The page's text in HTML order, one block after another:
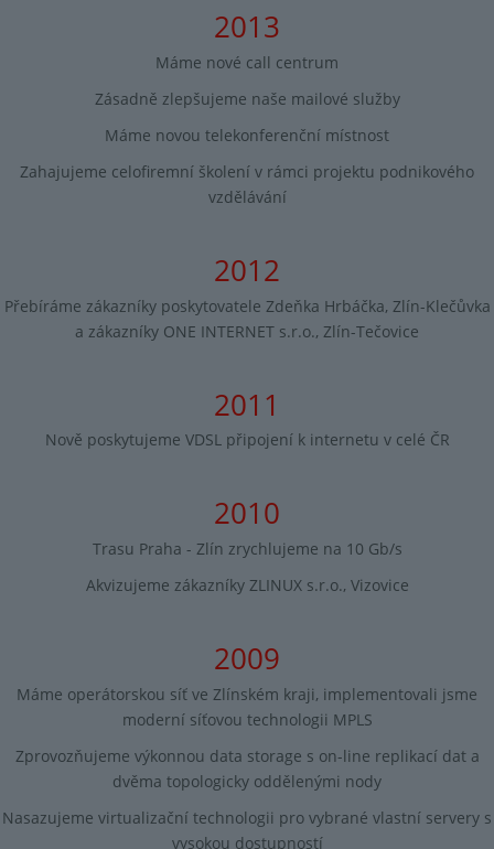
2013
Máme nové call centrum
Zásadně zlepšujeme naše mailové služby
Máme novou telekonferenční místnost
Zahajujeme celofiremní školení v rámci projektu podnikového
vzdělávání
2012
Přebíráme zákazníky poskytovatele Zdeňka Hrbáčka, Zlín-Klečůvka
a zákazníky ONE INTERNET s.r.o., Zlín-Tečovice
2011
Nově poskytujeme VDSL připojení k internetu v celé ČR
2010
Trasu Praha - Zlín zrychlujeme na 10 Gb/s
Akvizujeme zákazníky ZLINUX s.r.o., Vizovice
2009
Máme operátorskou síť ve Zlínském kraji, implementovali jsme
moderní síťovou technologii MPLS
Zprovozňujeme výkonnou data storage s on-line replikací dat a
dvěma topologicky oddělenými nody
Nasazujeme virtualizační technologii pro vybrané vlastní servery s
vysokou dostupností